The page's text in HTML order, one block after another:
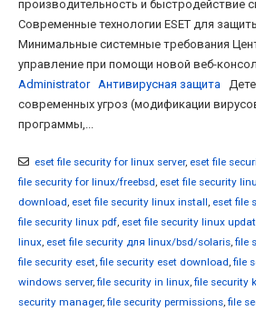
производительность и быстродействие
Современные технологии ESET для
Минимальные системные требования
управление при помощи новой веб-
Administrator Антивирусная защита
современных угроз (модификации
программы,...
eset file security for linux server, eset file
file security for linux/freebsd eset file security
download eset file security linux install eset file
file security linux pdf eset file security linux
linux eset file security для linux/bsd/solaris file
file security eset file security eset download file
windows server, file security in linux file security
security manager, file security permissions file